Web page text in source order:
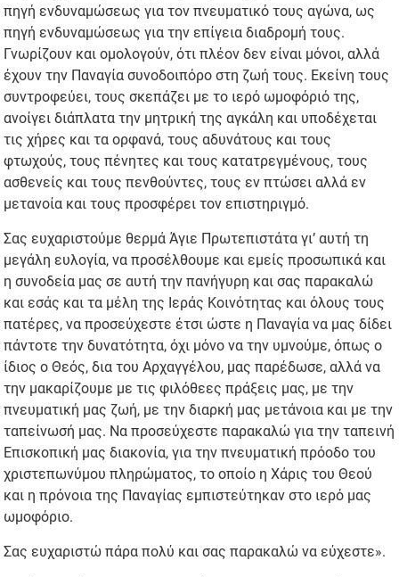
πηγή ενδυναμώσεως για τον πνευματικό τους αγώνα, ως
πηγή ενδυναμώσεως για την επίγεια διαδρομή τους.
Γνωρίζουν και ομολογούν, ότι πλέον δεν είναι μόνοι, αλλά
έχουν την Παναγία συνοδοιπόρο στη ζωή τους. Εκείνη τους
συντροφεύει, τους σκεπάζει με το ιερό ωμοφόριό της,
ανοίγει διάπλατα την μητρική της αγκάλη και υποδέχεται
τις χήρες και τα ορφανά, τους αδυνάτους και τους
φτωχούς, τους πένητες και τους κατατρεγμένους, τους
ασθενείς και τους πενθούντες, τους εν πτώσει αλλά εν
μετανοία και τους προσφέρει τον επιστηριγμό.
Σας ευχαριστούμε θερμά Άγιε Πρωτεπιστάτα γι’ αυτή τη
μεγάλη ευλογία, να προσέλθουμε και εμείς προσωπικά και
η συνοδεία μας σε αυτή την πανήγυρη και σας παρακαλώ
και εσάς και τα μέλη της Ιεράς Κοινότητας και όλους τους
πατέρες, να προσεύχεστε έτσι ώστε η Παναγία να μας δίδει
πάντοτε την δυνατότητα, όχι μόνο να την υμνούμε, όπως ο
ίδιος ο Θεός, δια του Αρχαγγέλου, μας παρέδωσε, αλλά να
την μακαρίζουμε με τις φιλόθεες πράξεις μας, με την
πνευματική μας ζωή, με την διαρκή μας μετάνοια και με την
ταπείνωσή μας. Να προσεύχεστε παρακαλώ για την ταπεινή
Επισκοπική μας διακονία, για την πνευματική πρόοδο του
χριστεπωνύμου πληρώματος, το οποίο η Χάρις του Θεού
και η πρόνοια της Παναγίας εμπιστεύτηκαν στο ιερό μας
ωμοφόριο.
Σας ευχαριστώ πάρα πολύ και σας παρακαλώ να εύχεστε».